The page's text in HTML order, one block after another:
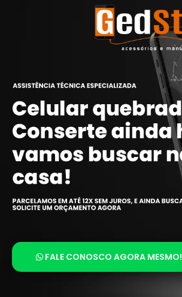
FALE CONOSCO AGORA MESMO!